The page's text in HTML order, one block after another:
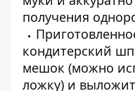
получения
кондитерский
мешок (можно
ложку) и